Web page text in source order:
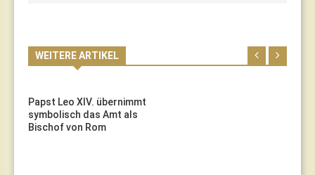
WEITERE ARTIKEL
Papst Leo XIV. übernimmt
symbolisch das Amt als
Bischof von Rom